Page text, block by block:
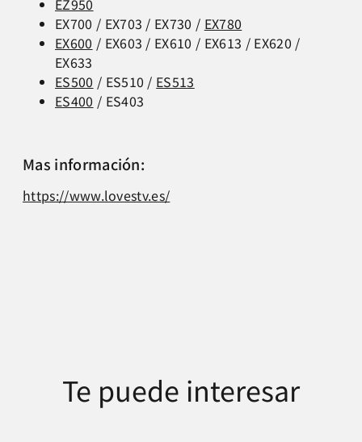
EZ950
EX700 / EX703 / EX730 / EX780
EX600 / EX603 / EX610 / EX613 / EX620 /
EX633
ES500 / ES510 / ES513
ES400 / ES403
Mas información:
https://www.lovestv.es/
Te puede interesar